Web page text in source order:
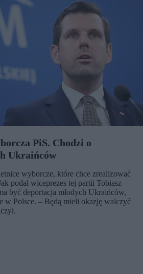
PiS. Chodzi o
Ukraińców
wyborcze, które chce zrealizować
podał wiceprezes tej partii Tobiasz
być deportacja młodych Ukraińców,
w Polsce. – Będą mieli okazję walczyć